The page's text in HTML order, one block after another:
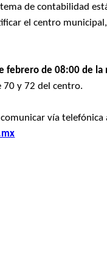
de contabilidad
el centro
febrero de 08:00 de
70 y 72 del centro.
vía